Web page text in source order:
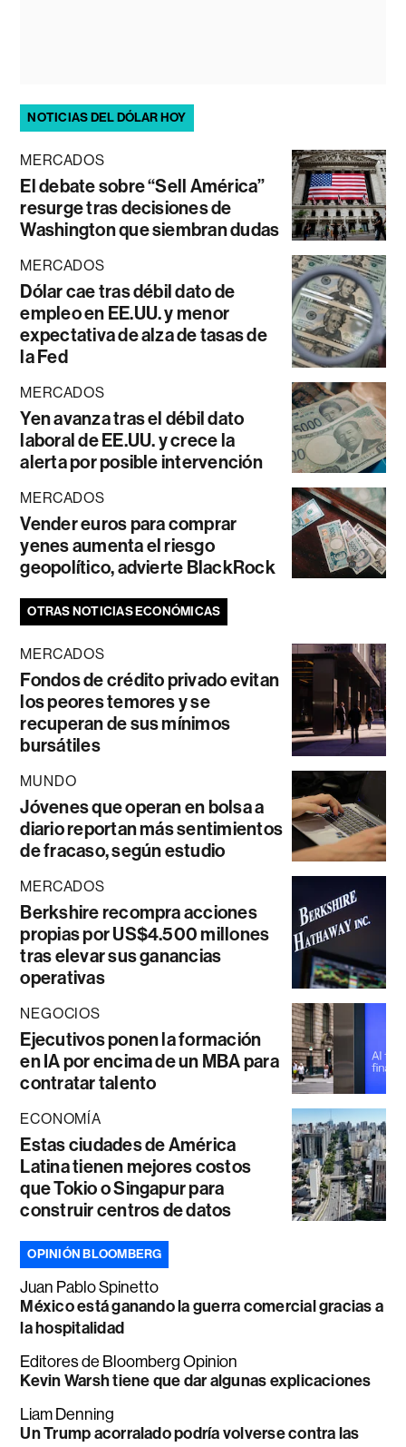
NOTICIAS DEL DÓLAR HOY
MERCADOS
El debate sobre “Sell América”
resurge tras decisiones de
Washington que siembran dudas
MERCADOS
Dólar cae tras débil dato de
empleo en EE.UU. y menor
expectativa de alza de tasas de
la Fed
MERCADOS
Yen avanza tras el débil dato
laboral de EE.UU. y crece la
alerta por posible intervención
MERCADOS
Vender euros para comprar
yenes aumenta el riesgo
geopolítico, advierte BlackRock
OTRAS NOTICIAS ECONÓMICAS
MERCADOS
Fondos de crédito privado evitan
los peores temores y se
recuperan de sus mínimos
bursátiles
MUNDO
Jóvenes que operan en bolsa a
diario reportan más sentimientos
de fracaso, según estudio
MERCADOS
Berkshire recompra acciones
propias por US$4.500 millones
tras elevar sus ganancias
operativas
NEGOCIOS
Ejecutivos ponen la formación
en IA por encima de un MBA para
contratar talento
ECONOMÍA
Estas ciudades de América
Latina tienen mejores costos
que Tokio o Singapur para
construir centros de datos
OPINIÓN BLOOMBERG
Juan Pablo Spinetto
México está ganando la guerra comercial gracias a
la hospitalidad
Editores de Bloomberg Opinion
Kevin Warsh tiene que dar algunas explicaciones
Liam Denning
Un Trump acorralado podría volverse contra las